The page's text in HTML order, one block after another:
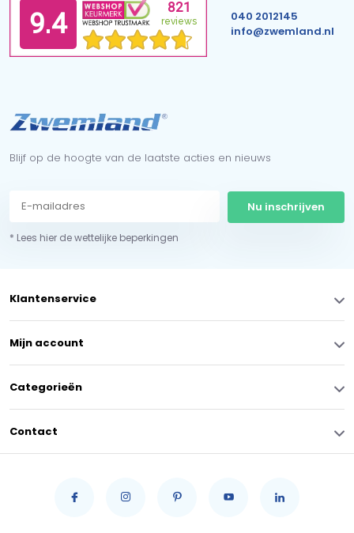
040 2012145
info@zwemland.nl
Blijf op de hoogte van de laatste acties en nieuws
Nu inschrijven
* Lees hier de wettelijke beperkingen
Klantenservice
Mijn account
Categorieën
Contact